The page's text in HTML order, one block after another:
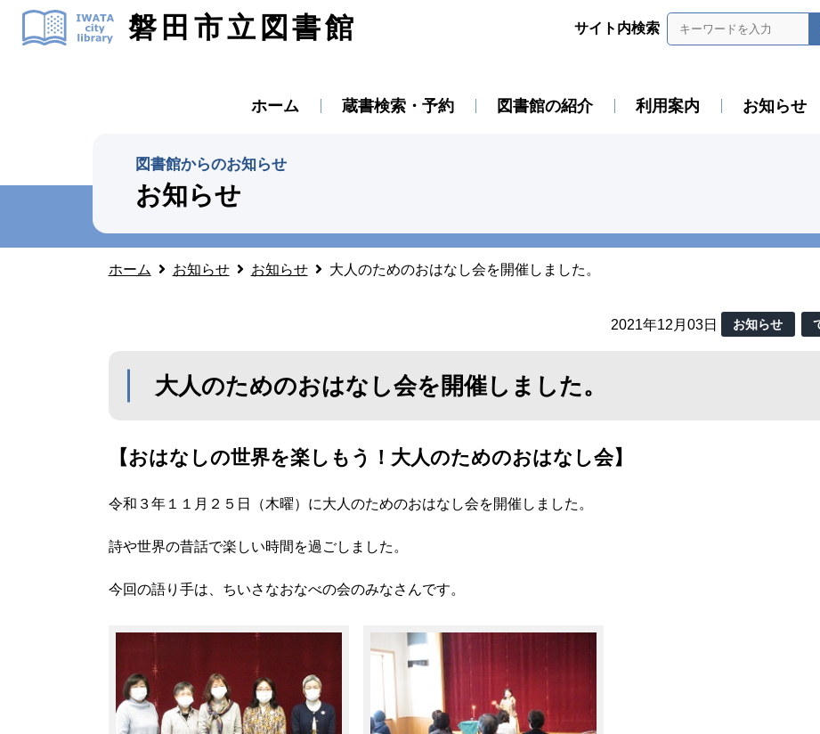
磐田市立図書館 サイト内検索
ホーム 蔵書検索・予約 図書館の紹介 利用案内 お知らせ
図書館からのお知らせ
お知らせ
ホーム お知らせ お知らせ 大人のためのおはなし会を開催しました。
2021年12月03日 お知らせ
大人のためのおはなし会を開催しました。
【おはなしの世界を楽しもう！大人のためのおはなし会】
令和３年１１月２５日（木曜）に大人のためのおはなし会を開催しました。
詩や世界の昔話で楽しい時間を過ごしました。
今回の語り手は、ちいさなおなべの会のみなさんです。